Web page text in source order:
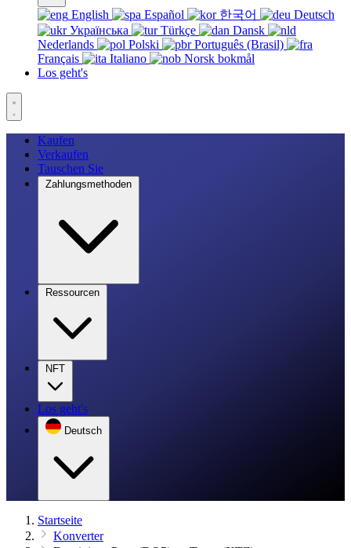
English Español 한국어
Deutsch
Українська
Türkçe
Dansk
Nederlands
Polski
Português (Brasil)
Français
Italiano
Norsk bokmål
Los geht's
Kaufen
Verkaufen
Tauschen Sie
Zahlungsmethoden
Ressourcen
NFT
Los geht's
Deutsch
Startseite
Konverter